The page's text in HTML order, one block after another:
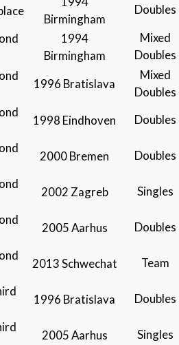
Birmingham
Doubles
1994
Birmingham
Mixed
Doubles
1996 Bratislava
Mixed
Doubles
1998 Eindhoven
Doubles
2000 Bremen Doubles
2002 Zagreb Singles
2005 Aarhus Doubles
2013 Schwechat Team
1996 Bratislava Doubles
2005 Aarhus
Singles